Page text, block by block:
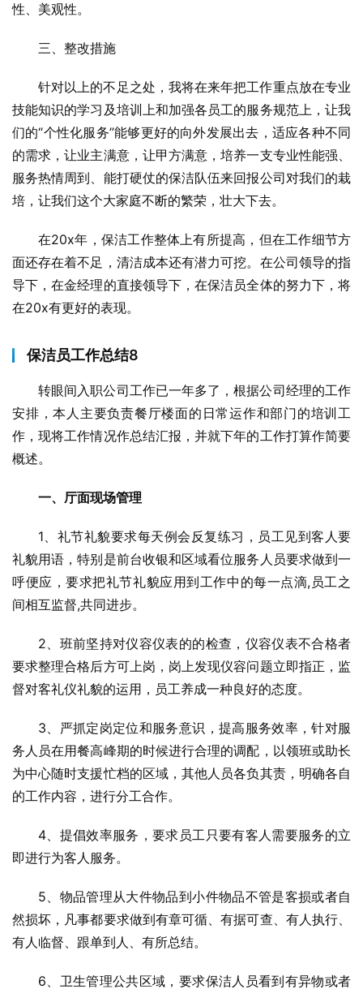
性、美观性。
三、整改措施
针对以上的不足之处，我将在来年把工作重点放在专业
技能知识的学习及培训上和加强各员工的服务规范上，让我
们的“个性化服务”能够更好的向外发展出去，适应各种不同
的需求，让业主满意，让甲方满意，培养一支专业性能强、
服务热情周到、能打硬仗的保洁队伍来回报公司对我们的栽
培，让我们这个大家庭不断的繁荣，壮大下去。
在20x年，保洁工作整体上有所提高，但在工作细节方
面还存在着不足，清洁成本还有潜力可挖。在公司领导的指
导下，在金经理的直接领导下，在保洁员全体的努力下，将
在20x有更好的表现。
保洁员工作总结8
转眼间入职公司工作已一年多了，根据公司经理的工作
安排，本人主要负责餐厅楼面的日常运作和部门的培训工
作，现将工作情况作总结汇报，并就下年的工作打算作简要
概述。
一、厅面现场管理
1、礼节礼貌要求每天例会反复练习，员工见到客人要
礼貌用语，特别是前台收银和区域看位服务人员要求做到一
呼便应，要求把礼节礼貌应用到工作中的每一点滴,员工之
间相互监督,共同进步。
2、班前坚持对仪容仪表的的检查，仪容仪表不合格者
要求整理合格后方可上岗，岗上发现仪容问题立即指正，监
督对客礼仪礼貌的运用，员工养成一种良好的态度。
3、严抓定岗定位和服务意识，提高服务效率，针对服
务人员在用餐高峰期的时候进行合理的调配，以领班或助长
为中心随时支援忙档的区域，其他人员各负其责，明确各自
的工作内容，进行分工合作。
4、提倡效率服务，要求员工只要有客人需要服务的立
即进行为客人服务。
5、物品管理从大件物品到小件物品不管是客损或者自
然损坏，凡事都要求做到有章可循、有据可查、有人执行、
有人临督、跟单到人、有所总结。
6、卫生管理公共区域，要求保洁人员看到有异物或者